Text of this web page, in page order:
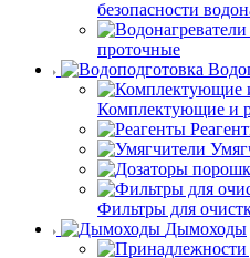
безопасности
проточные
Комплектующие и
Фильтры для
Дымоходы